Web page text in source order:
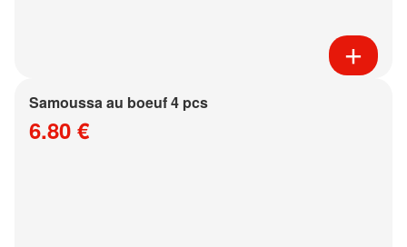
Samoussa au boeuf 4 pcs
6.80 €